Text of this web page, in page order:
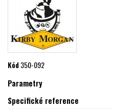
Kód350-092
Parametry
Specifické reference